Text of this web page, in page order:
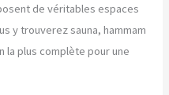
de véritables espaces
y trouverez sauna, hammam
la plus complète pour une